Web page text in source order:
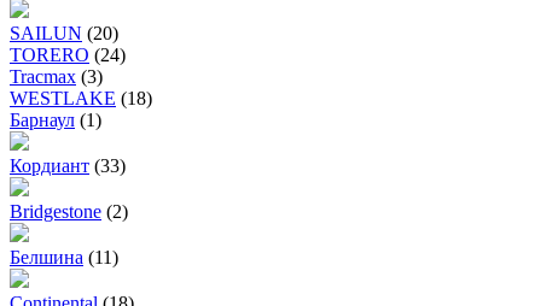
SAILUN (20)
TORERO (24)
Tracmax (3)
WESTLAKE (18)
Барнаул (1)
Кордиант (33)
Bridgestone (2)
Белшина (11)